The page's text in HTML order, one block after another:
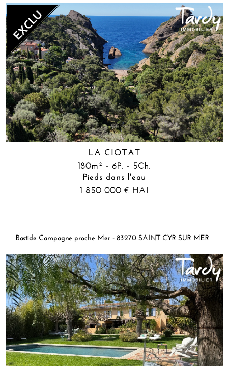
LA CIOTAT
180m² - 6P. - 5Ch.
Pieds dans l'eau
1 850 000€ HAI
Bastide Campagne proche Mer - 83270 SAINT CYR SUR MER